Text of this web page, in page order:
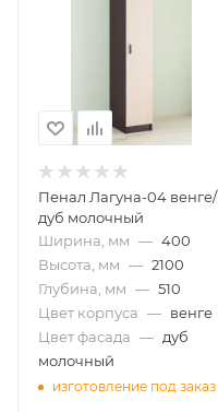
Пенал Лагуна-04 венге/
дуб молочный
Ширина, мм — 400
Высота, мм — 2100
Глубина, мм — 510
Цвет корпуса — венге
Цвет фасада — дуб
молочный
изготовление под заказ